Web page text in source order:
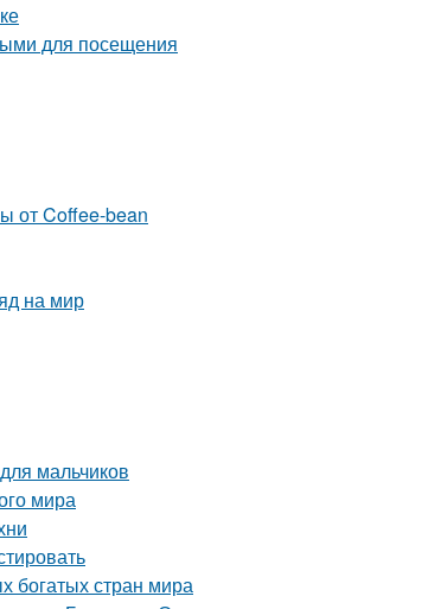
для посещения
от Coffee-bean
на мир
мальчиков
мира
богатых стран мира